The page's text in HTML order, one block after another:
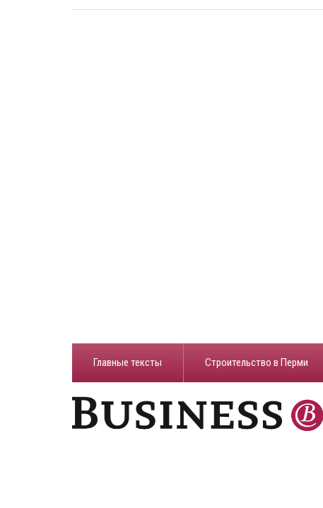
Главные тексты Строительство в Перми